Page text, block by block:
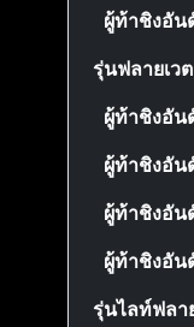
ผู้ท้าชิงอัน
รุ่นฟลายเวต
ผู้ท้าชิงอัน
ผู้ท้าชิงอั
ผู้ท้าชิงอั
ผู้ท้าชิงอั
รุ่นไลท์ฟลา